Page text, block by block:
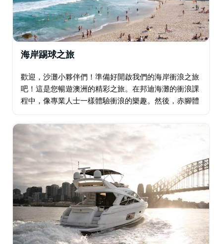
海岸踢球之旅
歡迎，沙灘小夥伴們！準備好開啟我們的海岸衝浪之旅
吧！這是您暢遊澳洲的精彩之旅。在邦迪海灘的衝浪課
程中，像專業人士一樣體驗衝浪的樂趣。然後，赤腳體
樂趣。在海邊漫步之前，先在咖啡館享用一頓美味的早
午餐…